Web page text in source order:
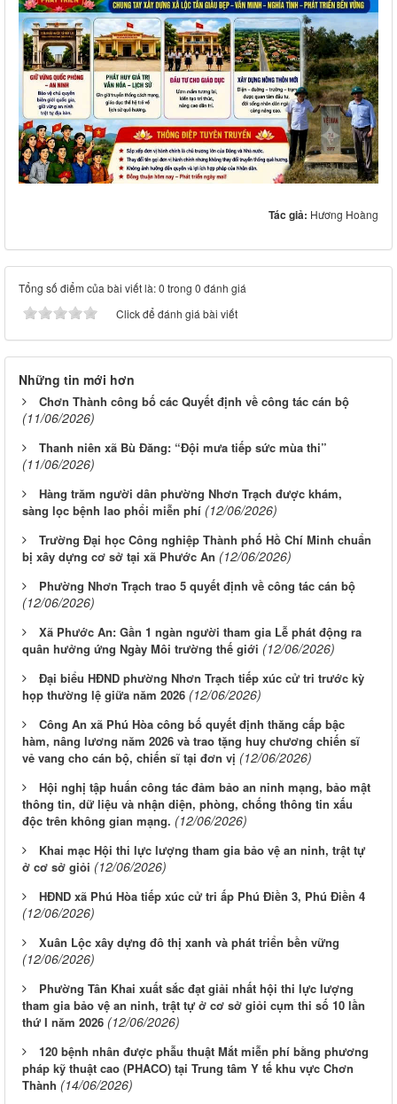
Tác giả: Hương Hoàng
Tổng số điểm của bài viết là: 0 trong 0 đánh giá
Click để đánh giá bài viết
Những tin mới hơn
Chơn Thành công bố các Quyết định về công tác cán bộ
(11/06/2026)
Thanh niên xã Bù Đăng: “Đội mưa tiếp sức mùa thi”
(11/06/2026)
Hàng trăm người dân phường Nhơn Trạch được khám,
sàng lọc bệnh lao phổi miễn phí (12/06/2026)
Trường Đại học Công nghiệp Thành phố Hồ Chí Minh chuẩn
bị xây dựng cơ sở tại xã Phước An (12/06/2026)
Phường Nhơn Trạch trao 5 quyết định về công tác cán bộ
(12/06/2026)
Xã Phước An: Gần 1 ngàn người tham gia Lễ phát động ra
quân hưởng ứng Ngày Môi trường thế giới (12/06/2026)
Đại biểu HĐND phường Nhơn Trạch tiếp xúc cử tri trước kỳ
họp thường lệ giữa năm 2026 (12/06/2026)
Công An xã Phú Hòa công bố quyết định thăng cấp bậc
hàm, nâng lương năm 2026 và trao tặng huy chương chiến sĩ
vẻ vang cho cán bộ, chiến sĩ tại đơn vị (12/06/2026)
Hội nghị tập huấn công tác đảm bảo an ninh mạng, bảo mật
thông tin, dữ liệu và nhận diện, phòng, chống thông tin xấu
độc trên không gian mạng. (12/06/2026)
Khai mạc Hội thi lực lượng tham gia bảo vệ an ninh, trật tự
ở cơ sở giỏi (12/06/2026)
HĐND xã Phú Hòa tiếp xúc cử tri ấp Phú Điền 3, Phú Điền 4
(12/06/2026)
Xuân Lộc xây dựng đô thị xanh và phát triển bền vững
(12/06/2026)
Phường Tân Khai xuất sắc đạt giải nhất hội thi lực lượng
tham gia bảo vệ an ninh, trật tự ở cơ sở giỏi cụm thi số 10 lần
thứ I năm 2026 (12/06/2026)
120 bệnh nhân được phẫu thuật Mắt miễn phí bằng phương
pháp kỹ thuật cao (PHACO) tại Trung tâm Y tế khu vực Chơn
Thành (14/06/2026)